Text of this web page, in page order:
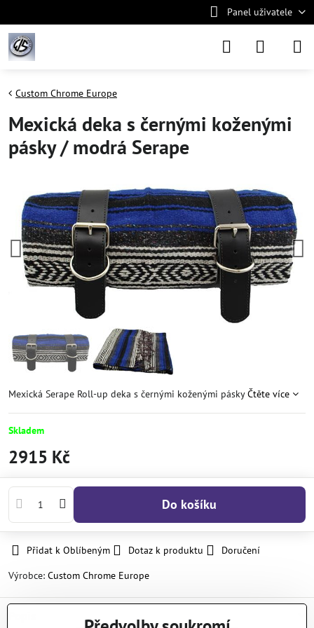
Panel uživatele
Custom Chrome Europe
Mexická deka s černými koženými
pásky / modrá Serape
Mexická Serape Roll-up deka s černými koženými páskyČtěte více
Skladem
2915 Kč
Do košíku
Přidat k Oblíbeným Dotaz k produktu
Doručení
Výrobce: Custom Chrome Europe